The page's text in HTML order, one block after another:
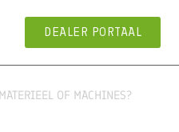
DEALER PORTAAL
OF MACHINES?